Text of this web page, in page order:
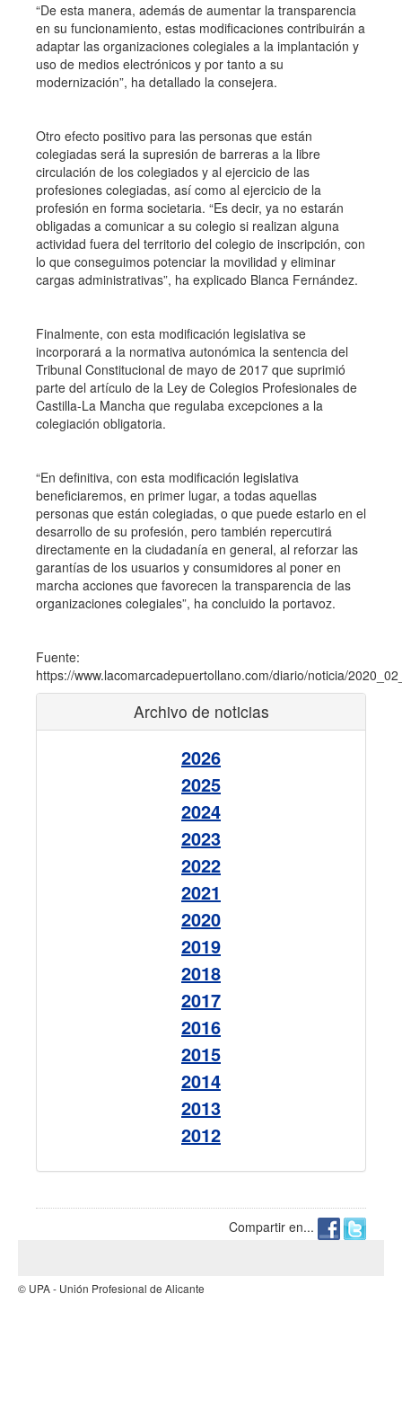
“De esta manera, además de aumentar la transparencia
en su funcionamiento, estas modificaciones contribuirán a
adaptar las organizaciones colegiales a la implantación y
uso de medios electrónicos y por tanto a su
modernización”, ha detallado la consejera.
Otro efecto positivo para las personas que están
colegiadas será la supresión de barreras a la libre
circulación de los colegiados y al ejercicio de las
profesiones colegiadas, así como al ejercicio de la
profesión en forma societaria. “Es decir, ya no estarán
obligadas a comunicar a su colegio si realizan alguna
actividad fuera del territorio del colegio de inscripción, con
lo que conseguimos potenciar la movilidad y eliminar
cargas administrativas”, ha explicado Blanca Fernández.
Finalmente, con esta modificación legislativa se
incorporará a la normativa autonómica la sentencia del
Tribunal Constitucional de mayo de 2017 que suprimió
parte del artículo de la Ley de Colegios Profesionales de
Castilla-La Mancha que regulaba excepciones a la
colegiación obligatoria.
“En definitiva, con esta modificación legislativa
beneficiaremos, en primer lugar, a todas aquellas
personas que están colegiadas, o que puede estarlo en el
desarrollo de su profesión, pero también repercutirá
directamente en la ciudadanía en general, al reforzar las
garantías de los usuarios y consumidores al poner en
marcha acciones que favorecen la transparencia de las
organizaciones colegiales”, ha concluido la portavoz.
Fuente:
https://www.lacomarcadepuertollano.com/diario/noticia/
Archivo de noticias
2026
2025
2024
2023
2022
2021
2020
2019
2018
2017
2016
2015
2014
2013
2012
Compartir en...
© UPA - Unión Profesional de Alicante